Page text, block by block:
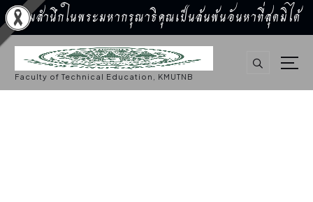
น้อมสำนึกในพระมหากรุณาธิคุณเป็นล้นพ้นอันหาที่สุดมิได้
S
k
o
Faculty of Technical Education, KMUTNB